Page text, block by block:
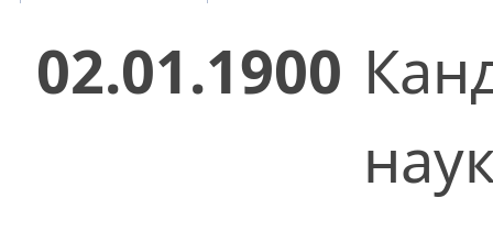
02.01.1900